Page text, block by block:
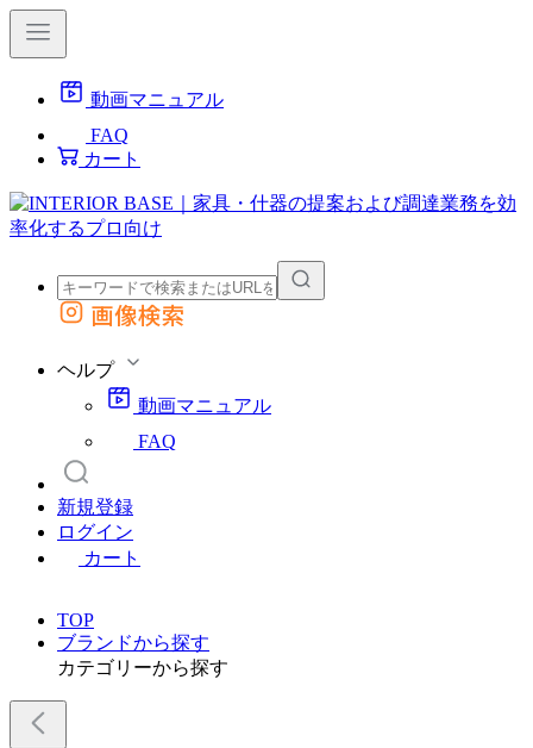
動画マニュアル
FAQ
カート
外部サイトの商品をカートに追加
画像検索
ヘルプ
動画マニュアル
FAQ
新規登録
ログイン
カート
TOP
ブランドから探す
カテゴリーから探す